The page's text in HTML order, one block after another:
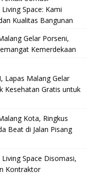
Space: Kami
Kualitas Bangunan
Gelar Porseni,
Kemerdekaan
Lapas Malang Gelar
Kesehatan Gratis untuk
Kota, Ringkus
Beat di Jalan Pisang
Space Disomasi,
Kontraktor